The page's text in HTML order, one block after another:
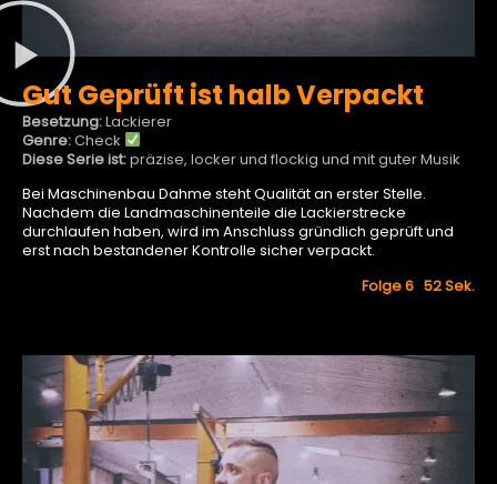
Gut Geprüft ist halb Verpackt
Besetzung:Lackierer
Genre:Check
Diese Serie ist:präzise, locker und flockig und mit guter Musik
Bei Maschinenbau Dahme steht Qualität an erster Stelle.
Nachdem die Landmaschinenteile die Lackierstrecke
durchlaufen haben, wird im Anschluss gründlich geprüft und
erst nach bestandener Kontrolle sicher verpackt.
Folge 6 52Sek.